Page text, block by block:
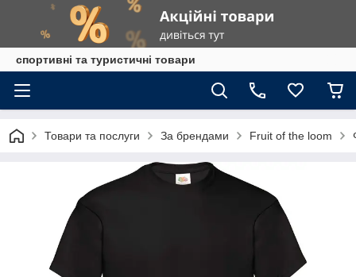
спортивні та туристичні товари
Товари та послуги За брендами Fruit of the loom